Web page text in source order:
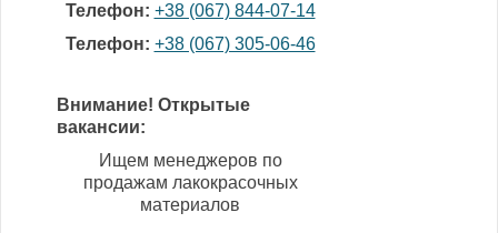
Телефон: +38 (067) 844-07-14
Телефон: +38 (067) 305-06-46
Внимание! Открытые
вакансии:
Ищем менеджеров по
продажам лакокрасочных
материалов